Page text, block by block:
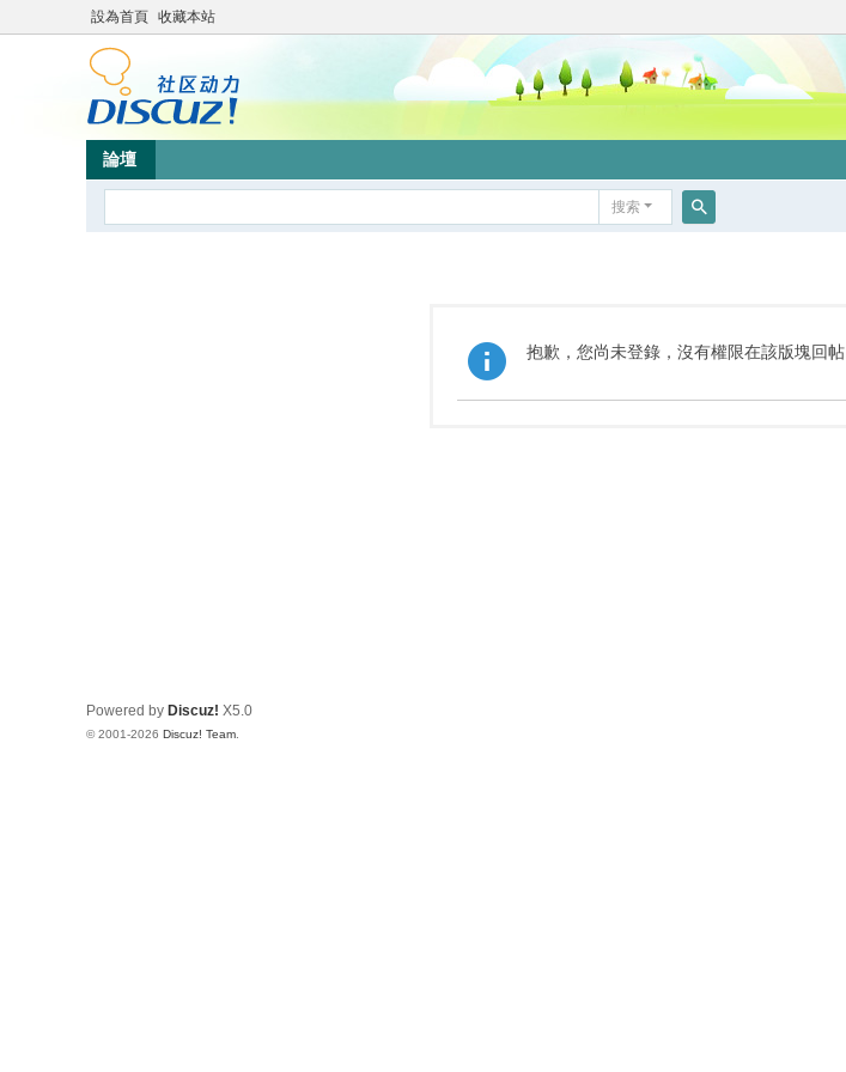
設為首頁 收藏本站
論壇
搜索
抱歉，您尚未登錄，沒有權限在該版塊回帖
Powered by Discuz! X5.0
© 2001-2026 Discuz! Team